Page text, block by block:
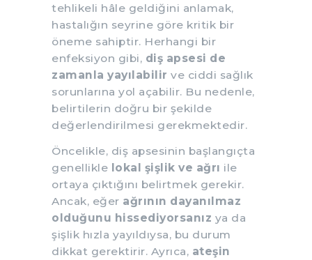
tehlikeli hâle geldiğini anlamak,
hastalığın seyrine göre kritik bir
öneme sahiptir. Herhangi bir
enfeksiyon gibi, diş apsesi de
zamanla yayılabilir ve ciddi sağlık
sorunlarına yol açabilir. Bu nedenle,
belirtilerin doğru bir şekilde
değerlendirilmesi gerekmektedir.
Öncelikle, diş apsesinin başlangıçta
genellikle lokal şişlik ve ağrı ile
ortaya çıktığını belirtmek gerekir.
Ancak, eğer ağrının dayanılmaz
olduğunu hissediyorsanız ya da
şişlik hızla yayıldıysa, bu durum
dikkat gerektirir. Ayrıca, ateşin